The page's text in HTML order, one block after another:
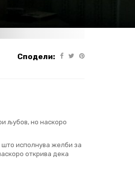
Сподели:
љубов, но наскоро
исполнува желби за
открива дека